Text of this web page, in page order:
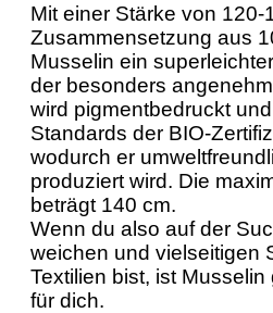
Mit einer Stärke von
Zusammensetzung aus
Musselin ein
der besonders
wird pigmentbedruckt
Standards der BIO-
wodurch er
produziert wird. Die
beträgt 140 cm.
Wenn du also auf der
weichen und vielseitigen
Textilien bist, ist
für dich.